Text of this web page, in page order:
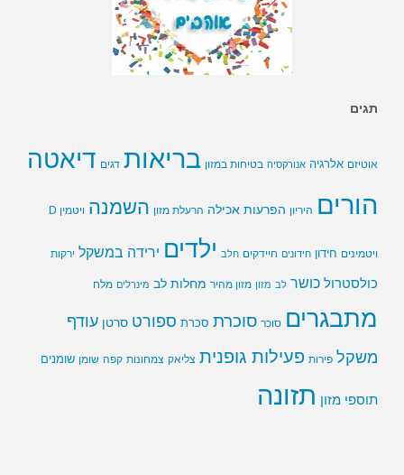
תגים
אוטיזם אלרגיה אנורקסיה בטיחות במזון בריאות דגים דיאטה
הורים היריון הפרעות אכילה הרעלת מזון השמנה ויטמין D
ויטמינים חידון חידונים חיידקים חלב ילדים ירידה במשקל ירקות
כולסטרול כושר לב מזון מזון מהיר מחלות לב מינרלים מלח
מתבגרים סוכר סוכרת סכרת ספורט סרטן עודף
משקל פירות פעילות גופנית צליאק צמחונות קפה שומן שומנים
תוספי מזון תזונה